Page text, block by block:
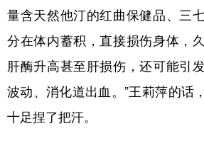
量含天然他汀的红曲保健品、三
分在体内蓄积，直接损伤身体，
肝酶升高甚至肝损伤，还可能引
波动、消化道出血。”王莉萍的话
十足捏了把汗。